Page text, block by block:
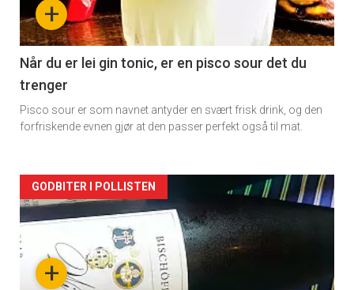
-
2
+
Når du er lei gin tonic, er en pisco sour det du
trenger
Pisco sour er som navnet antyder en svært frisk drink, og den
forfriskende evnen gjør at den passer perfekt også til mat.
Forsiden
akkurat
nå+
GODBITER I POLLISTEN